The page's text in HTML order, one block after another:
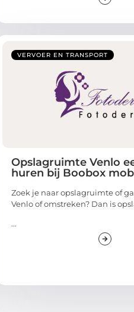
VERVOER EN TRANSPORT
Opslagruimte Venlo
huren bij Boobox
Zoek je naar opslagruimte of
Venlo of omstreken? Dan is
...